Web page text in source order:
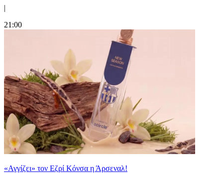
|
21:00
«Αγγίζει» τον Εζρί Κόνσα η Άρσεναλ!